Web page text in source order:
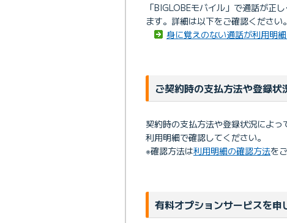
「BIGLOBEモバイル」で通話が正
ます。詳細は以下をご確認ください。
身に覚えのない通話が利用明
ご契約時の支払方法や登録
契約時の支払方法や登録状況によっ
利用明細で確認してください。
※確認方法は利用明細の確認方法を
有料オプションサービスを